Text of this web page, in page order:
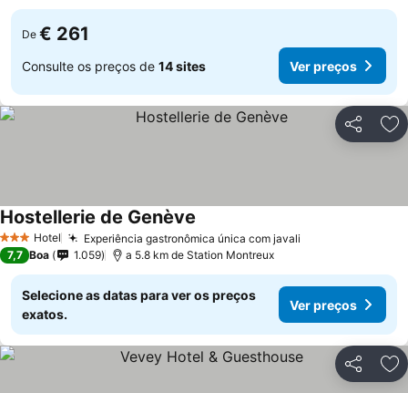
De € 261
Consulte os preços de 14 sites Ver preços
Partilhar
3 EstrelasHotel Experiência gastronômica única com javali
Hostellerie de Genève
7,7 Boa 1.059 a 5.8 km de Station Montreux
Selecione as datas para ver os preços
exatos.
Ver preços
Partilhar